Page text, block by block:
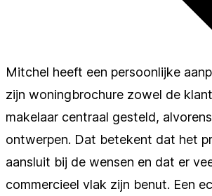
Mitchel heeft een persoonlijke
zijn woningbrochure zowel de
makelaar centraal gesteld,
ontwerpen. Dat betekent dat het
aansluit bij de wensen en dat er
commercieel vlak zijn benut. Een